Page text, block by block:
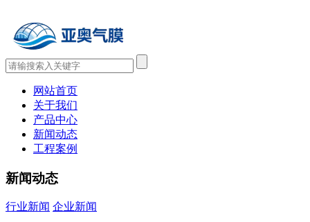
网站首页
关于我们
产品中心
新闻动态
工程案例
新闻动态
行业新闻 企业新闻